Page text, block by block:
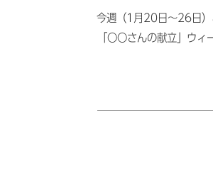
今週（1月20日～26日）
「〇〇さんの献立」ウ